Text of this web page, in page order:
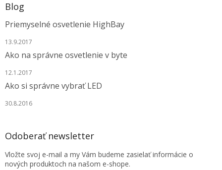
Blog
Priemyselné osvetlenie HighBay
13.9.2017
Ako na správne osvetlenie v byte
12.1.2017
Ako si správne vybrať LED
30.8.2016
Odoberať newsletter
Vložte svoj e-mail a my Vám budeme zasielať informácie o
nových produktoch na našom e-shope.